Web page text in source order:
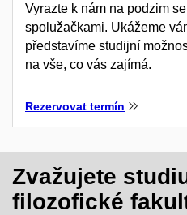
Vyrazte k nám na podzim
spolužačkami. Ukážeme
představíme studijní
na vše, co vás zajímá.
Rezervovat termín
Zvažujete
filozofické